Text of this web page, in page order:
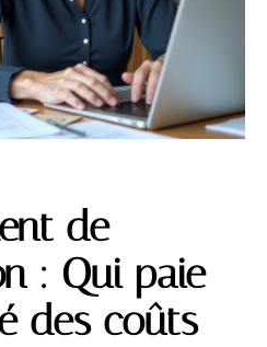
de
: Qui paie
des coûts